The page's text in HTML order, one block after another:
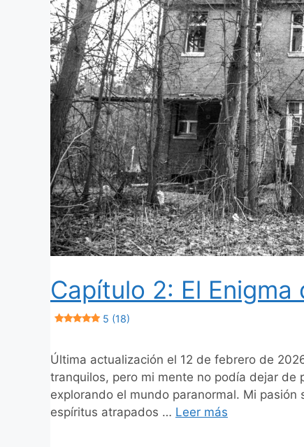
Capítulo 2: El
5 (18)
Última actualización el 12 de febrero de
tranquilos, pero mi mente no podía dejar de
explorando el mundo paranormal. Mi
espíritus atrapados … Leer más